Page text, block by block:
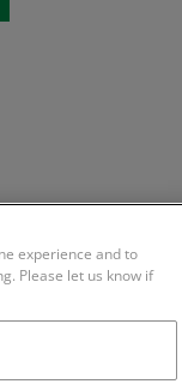
experience and to
Please let us know if